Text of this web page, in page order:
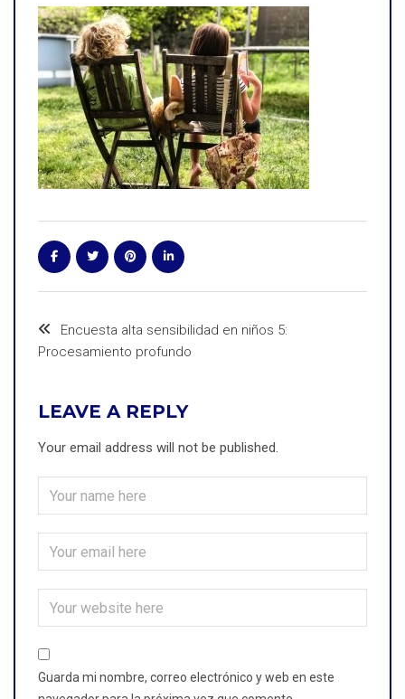
Encuesta alta sensibilidad en niños 5:
Procesamiento profundo
LEAVE A REPLY
Your email address will not be published.
Guarda mi nombre, correo electrónico y web en este